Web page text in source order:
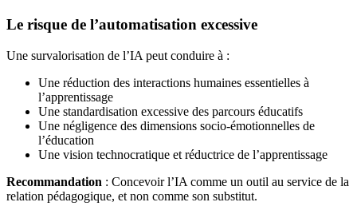
Le risque de l’automatisation excessive
Une survalorisation de l’IA peut conduire à :
Une réduction des interactions humaines essentielles à
l’apprentissage
Une standardisation excessive des parcours éducatifs
Une négligence des dimensions socio-émotionnelles de
l’éducation
Une vision technocratique et réductrice de l’apprentissage
Recommandation : Concevoir l’IA comme un outil au service de la
relation pédagogique, et non comme son substitut.